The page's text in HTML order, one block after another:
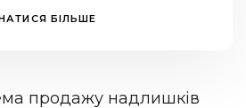
БІЛЬШЕ
продажу надлишків